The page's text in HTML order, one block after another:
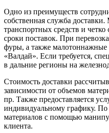
Одно из преимуществ
собственная служба
транспортных средств и
сроки поставок. При
фуры, а также малотоннажные
«Валдай». Если требуется,
в дальние регионы на
Стоимость доставки
зависимости от объемов
пр. Также предоставляется
индивидуальному графику. По
материалов с помощью
клиента.